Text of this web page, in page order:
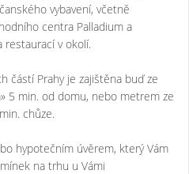
vybavení, včetně
centra Palladium a
restaurací v okolí.
částí Prahy je zajištěna buď ze
5 min. od domu, nebo metrem ze
chůze.
hypotečním úvěrem, který Vám
na trhu u Vámi